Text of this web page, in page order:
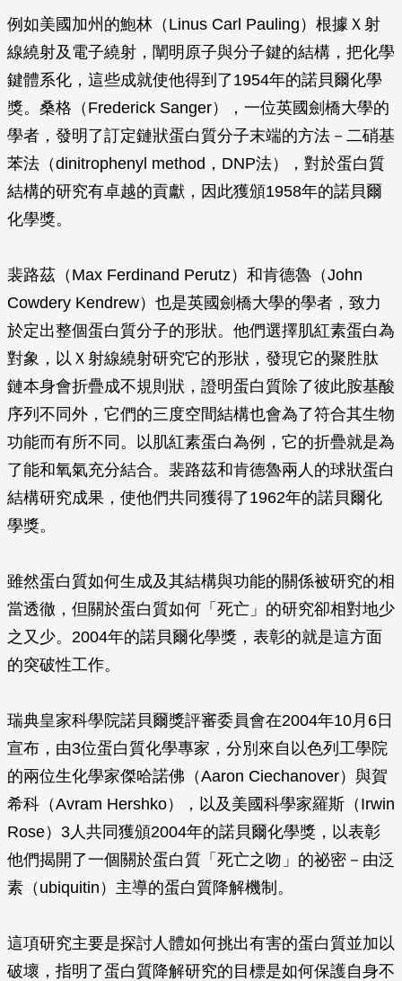
例如美國加州的鮑林（Linus Carl Pauling）根據Ｘ射
線繞射及電子繞射，闡明原子與分子鍵的結構，把化學
鍵體系化，這些成就使他得到了1954年的諾貝爾化學
獎。桑格（Frederick Sanger），一位英國劍橋大學的
學者，發明了訂定鏈狀蛋白質分子末端的方法－二硝基
苯法（dinitrophenyl method，DNP法），對於蛋白質
結構的研究有卓越的貢獻，因此獲頒1958年的諾貝爾
化學獎。
裴路茲（Max Ferdinand Perutz）和肯德魯（John
Cowdery Kendrew）也是英國劍橋大學的學者，致力
於定出整個蛋白質分子的形狀。他們選擇肌紅素蛋白為
對象，以Ｘ射線繞射研究它的形狀，發現它的聚胜肽
鏈本身會折疊成不規則狀，證明蛋白質除了彼此胺基酸
序列不同外，它們的三度空間結構也會為了符合其生物
功能而有所不同。以肌紅素蛋白為例，它的折疊就是為
了能和氧氣充分結合。裴路茲和肯德魯兩人的球狀蛋白
結構研究成果，使他們共同獲得了1962年的諾貝爾化
學獎。
雖然蛋白質如何生成及其結構與功能的關係被研究的相
當透徹，但關於蛋白質如何「死亡」的研究卻相對地少
之又少。2004年的諾貝爾化學獎，表彰的就是這方面
的突破性工作。
瑞典皇家科學院諾貝爾獎評審委員會在2004年10月6日
宣布，由3位蛋白質化學專家，分別來自以色列工學院
的兩位生化學家傑哈諾佛（Aaron Ciechanover）與賀
希科（Avram Hershko），以及美國科學家羅斯（Irwin
Rose）3人共同獲頒2004年的諾貝爾化學獎，以表彰
他們揭開了一個關於蛋白質「死亡之吻」的祕密－由泛
素（ubiquitin）主導的蛋白質降解機制。
這項研究主要是探討人體如何挑出有害的蛋白質並加以
破壞，指明了蛋白質降解研究的目標是如何保護自身不